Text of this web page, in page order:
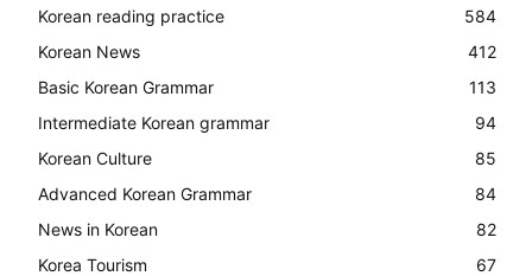
Korean reading practice
584
Korean News
412
Basic Korean Grammar
113
Intermediate Korean grammar
94
Korean Culture
85
Advanced Korean Grammar
84
News in Korean
82
Korea Tourism
67